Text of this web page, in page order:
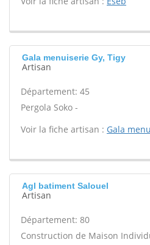
Gala menuiserie Gy, Tigy
Artisan
Département: 45
Pergola Soko -
Voir la fiche artisan : Gala
Agl batiment Salouel
Artisan
Département: 80
Construction de Maison